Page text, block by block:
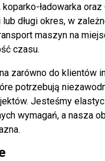
ładowarka
lub długi okres, w
maszyn na
czasu.
zarówno do klientów
potrzebują
Jesteśmy
wymagań, a nasza